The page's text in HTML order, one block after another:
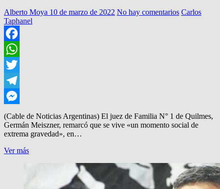
Alberto Moya 10 de marzo de 2022 No hay comentarios Carlos
Taphanel
Facebook
WhatsApp
Twitter
Telegram
Messenger
(Cable de Noticias Argentinas) El juez de Familia N° 1 de Quilmes,
Germán Meiszner, remarcó que se vive «un momento social de
extrema gravedad», en…
Ver másJUEZ